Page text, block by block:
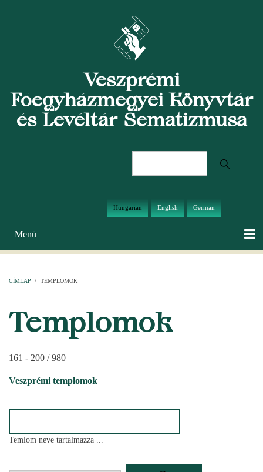
Veszprémi
Főegyházmegyei Könyvtár
és Levéltár Sematizmusa
Hungarian English German
Main
navigation
Menü
CÍMLAP / TEMPLOMOK
Templomok
161 - 200 / 980
Veszprémi templomok
Temlom neve tartalmazza ...